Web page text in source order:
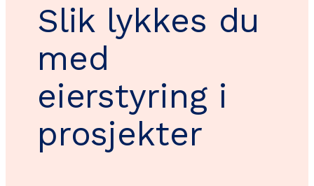
Slik lykkes du
med
eierstyring i
prosjekter